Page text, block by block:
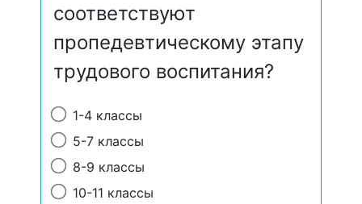
соответствуют
пропедевтическому этапу
трудового воспитания?
1-4 классы
5-7 классы
8-9 классы
10-11 классы